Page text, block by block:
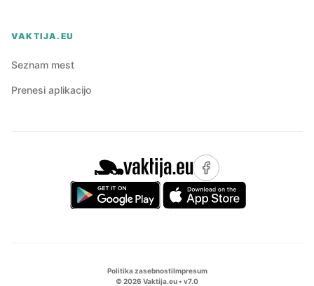
VAKTIJA.EU
Seznam mest
Prenesi aplikacijo
Politika zasebnostiImpresum
©2026 Vaktija.eu • v7.0